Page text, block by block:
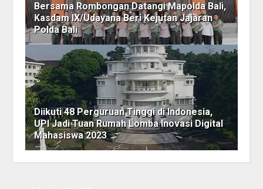
Bersama Rombongan Datangi Mapolda Bali,
Kasdam IX/Udayana Beri Kejutan Jajaran
Polda Bali
Diikuti 48 Perguruan Tinggi di Indonesia,
UPI Jadi Tuan Rumah Lomba Inovasi Digital
Mahasiswa 2023